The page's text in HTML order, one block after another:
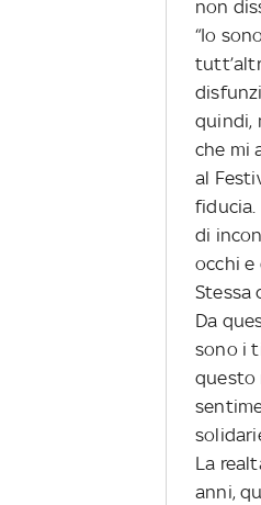
non
“Io
quindi,
che mi
al
fiducia.
di
occhi e
Stessa
Da
sono i
questo
La
anni,